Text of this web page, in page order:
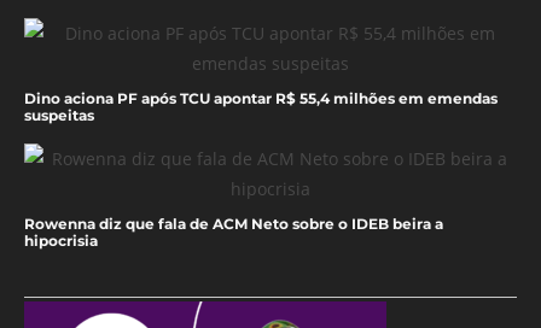
Dino aciona PF após TCU apontar R$ 55,4 milhões em emendas
suspeitas
Rowenna diz que fala de ACM Neto sobre o IDEB beira a
hipocrisia